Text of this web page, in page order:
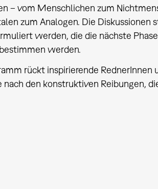
– vom Menschlichen zum
zum Analogen. Die
werden, die die nächste
werden.
rückt inspirierende
nach den konstruktiven Reibungen,